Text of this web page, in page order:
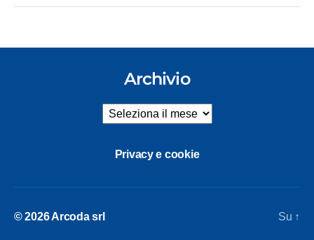
Archivio
Privacy e cookie
© 2026Arcoda srl Su ↑